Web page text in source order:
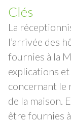
Clés
La
l’arrivée des
fournies à la
explications
concernant le
de la maison.
être fournies